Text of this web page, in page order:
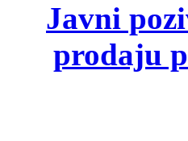
Javni
prodaju